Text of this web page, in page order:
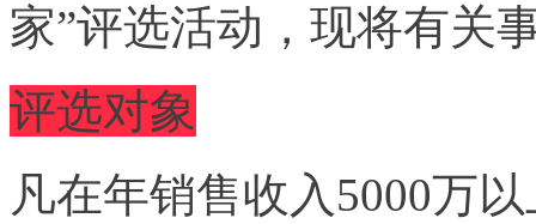
家”评选活动，现将有关
评选对象
凡在年销售收入5000万